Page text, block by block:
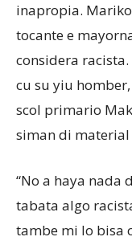
inapropia.
tocante e
considera
cu su yiu
scol primario
siman di
“No a haya nada
tabata algo
tambe mi lo bisa